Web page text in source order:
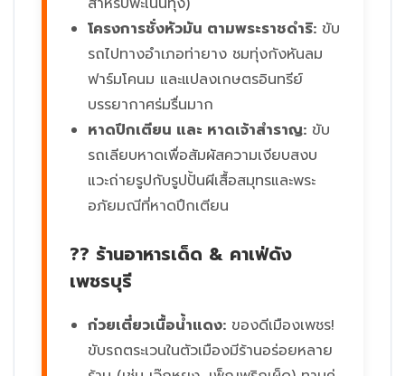
โครงการชั่งหัวมัน ตามพระราชดำริ: ขับ
รถไปทางอำเภอท่ายาง ชมทุ่งกังหันลม
ฟาร์มโคนม และแปลงเกษตรอินทรีย์
บรรยากาศร่มรื่นมาก
หาดปึกเตียน และ หาดเจ้าสำราญ: ขับ
รถเลียบหาดเพื่อสัมผัสความเงียบสงบ
แวะถ่ายรูปกับรูปปั้นผีเสื้อสมุทรและพระ
อภัยมณีที่หาดปึกเตียน
?? ร้านอาหารเด็ด & คาเฟ่ดัง
เพชรบุรี
ก๋วยเตี๋ยวเนื้อน้ำแดง: ของดีเมืองเพชร!
ขับรถตระเวนในตัวเมืองมีร้านอร่อยหลาย